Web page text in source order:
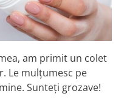
am primit un colet
Le mulțumesc pe
Sunteți grozave!